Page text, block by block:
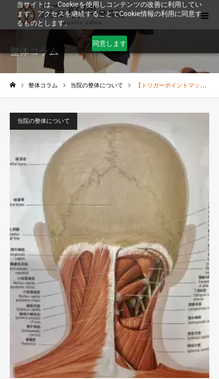
当サイトは、Cookieを使用しコンテンツの改善に利用してい
ます。アクセスを継続することでCookie情報の利用に同意す
るものとします。
同意します
整体コラム
整体コラム 当院の整体について 【トリガーポイントマッサージ】筋肉は3層構造
当院の整体について